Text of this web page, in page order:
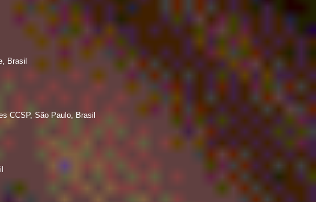
Brasil
CCSP, São Paulo, Brasil